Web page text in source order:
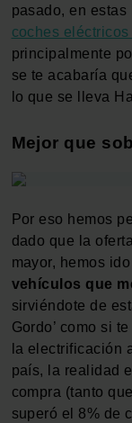
pasado, en
coches eléctricos
principalmente
se te acabaría
lo que se lleva
Mejor que
Por eso hemos
dado que la
mayor, hemos
vehículos que
sirviéndote de
Gordo’ como si
la electrificación
país, la realidad
compra (tanto
superó el 8% de